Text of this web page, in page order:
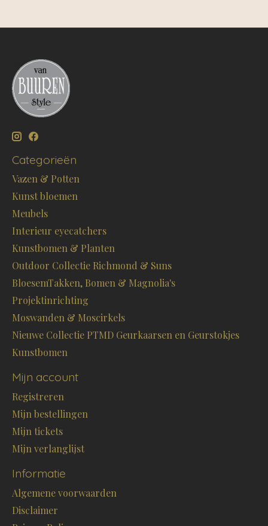
Categorieën
Vazen & Potten
Kunst bloemen
Meubels
Interieur eyecatchers
Kunstbomen & Planten
Outdoor Collectie Richmond & Suns
BloesemTakken, Bomen & Magnolia's
Projektinrichting
Moswanden & Moscirkels
Nieuwe Collectie PTMD Geurkaarsen en Geurstokjes
Kunstbomen
Mijn account
Registreren
Mijn bestellingen
Mijn tickets
Mijn verlanglijst
Informatie
Algemene voorwaarden
Disclaimer